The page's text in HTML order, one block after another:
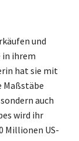
und
in ihrem
hat sie mit
Maßstäbe
auch
wird ihr
Millionen US-